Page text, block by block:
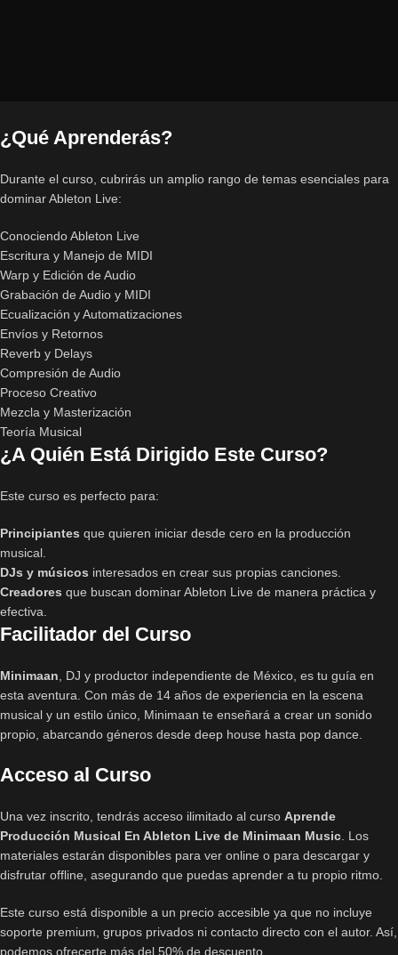
¿Qué Aprenderás?
Durante el curso, cubrirás un amplio rango de temas esenciales para
dominar Ableton Live:
Conociendo Ableton Live
Escritura y Manejo de MIDI
Warp y Edición de Audio
Grabación de Audio y MIDI
Ecualización y Automatizaciones
Envíos y Retornos
Reverb y Delays
Compresión de Audio
Proceso Creativo
Mezcla y Masterización
Teoría Musical
¿A Quién Está Dirigido Este Curso?
Este curso es perfecto para:
Principiantes que quieren iniciar desde cero en la producción
musical.
DJs y músicos interesados en crear sus propias canciones.
Creadores que buscan dominar Ableton Live de manera práctica y
efectiva.
Facilitador del Curso
Minimaan, DJ y productor independiente de México, es tu guía en
esta aventura. Con más de 14 años de experiencia en la escena
musical y un estilo único, Minimaan te enseñará a crear un sonido
propio, abarcando géneros desde deep house hasta pop dance.
Acceso al Curso
Una vez inscrito, tendrás acceso ilimitado al curso Aprende
Producción Musical En Ableton Live de Minimaan Music. Los
materiales estarán disponibles para ver online o para descargar y
disfrutar offline, asegurando que puedas aprender a tu propio ritmo.
Este curso está disponible a un precio accesible ya que no incluye
soporte premium, grupos privados ni contacto directo con el autor. Así,
podemos ofrecerte más del 50% de descuento.